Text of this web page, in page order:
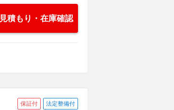
見積もり・在庫確認
保証付 法定整備付